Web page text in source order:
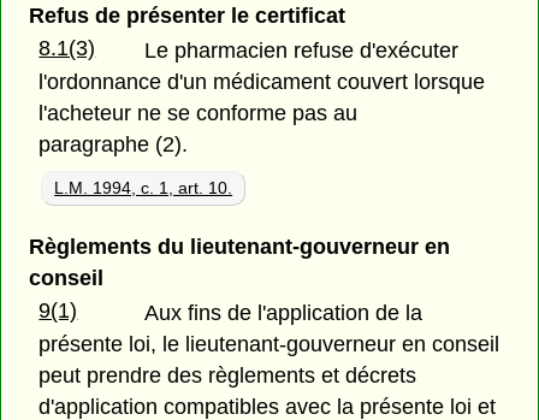
Refus de présenter le certificat
8.1(3)
Le pharmacien refuse d'exécuter
l'ordonnance d'un médicament couvert lorsque
l'acheteur ne se conforme pas au
paragraphe (2).
L.M. 1994, c. 1, art. 10.
Règlements du lieutenant-gouverneur en
conseil
9(1)
Aux fins de l'application de la
présente loi, le lieutenant-gouverneur en conseil
peut prendre des règlements et décrets
d'application compatibles avec la présente loi et